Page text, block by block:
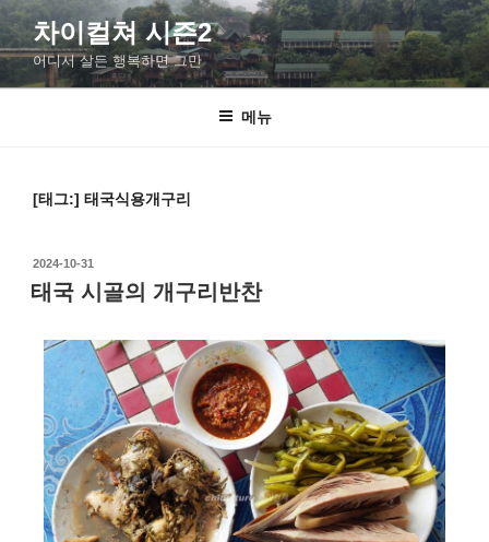
차이컬쳐 시즌2
어디서 살든 행복하면 그만
메뉴
[태그:] 태국식용개구리
2024-10-31
태국 시골의 개구리반찬